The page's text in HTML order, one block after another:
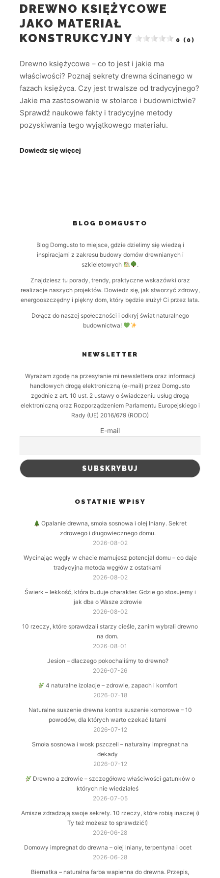
DREWNO KSIĘŻYCOWE
JAKO MATERIAŁ
KONSTRUKCYJNY
0 (0)
Drewno księżycowe – co to jest i jakie ma
właściwości? Poznaj sekrety drewna ścinanego w
fazach księżyca. Czy jest trwalsze od tradycyjnego?
Jakie ma zastosowanie w stolarce i budownictwie?
Sprawdź naukowe fakty i tradycyjne metody
pozyskiwania tego wyjątkowego materiału.
Dowiedz się więcej
BLOG DOMGUSTO
Blog Domgusto to miejsce, gdzie dzielimy się wiedzą i
inspiracjami z zakresu budowy domów drewnianych i
szkieletowych
.
Znajdziesz tu porady, trendy, praktyczne wskazówki oraz
realizacje naszych projektów. Dowiedz się, jak stworzyć zdrowy,
energooszczędny i piękny dom, który będzie służył Ci przez lata.
Dołącz do naszej społeczności i odkryj świat naturalnego
budownictwa!
NEWSLETTER
Wyrażam zgodę na przesyłanie mi newslettera oraz informacji
handlowych drogą elektroniczną (e-mail) przez Domgusto
zgodnie z art. 10 ust. 2 ustawy o świadczeniu usług drogą
elektroniczną oraz Rozporządzeniem Parlamentu Europejskiego i
Rady (UE) 2016/679 (RODO)
E-mail
OSTATNIE WPISY
Opalanie drewna, smoła sosnowa i olej lniany. Sekret
zdrowego i długowiecznego domu.
2026-08-02
Wycinając węgły w chacie marnujesz potencjał domu – co daje
tradycyjna metoda węgłów z ostatkami
2026-08-02
Świerk – lekkość, która buduje charakter. Gdzie go stosujemy i
jak dba o Wasze zdrowie
2026-08-02
10 rzeczy, które sprawdzali starzy cieśle, zanim wybrali drewno
na dom.
2026-08-01
Jesion – dlaczego pokochaliśmy to drewno?
2026-07-26
4 naturalne izolacje – zdrowie, zapach i komfort
2026-07-18
Naturalne suszenie drewna kontra suszenie komorowe – 10
powodów, dla których warto czekać latami
2026-07-12
Smoła sosnowa i wosk pszczeli – naturalny impregnat na
dekady
2026-07-12
Drewno a zdrowie – szczegółowe właściwości gatunków o
których nie wiedziałeś
2026-07-05
Amisze zdradzają swoje sekrety. 10 rzeczy, które robią inaczej (i
Ty też możesz to sprawdzić!)
2026-06-28
Domowy impregnat do drewna – olej lniany, terpentyna i ocet
2026-06-28
Biernatka – naturalna farba wapienna do drewna. Przepis,